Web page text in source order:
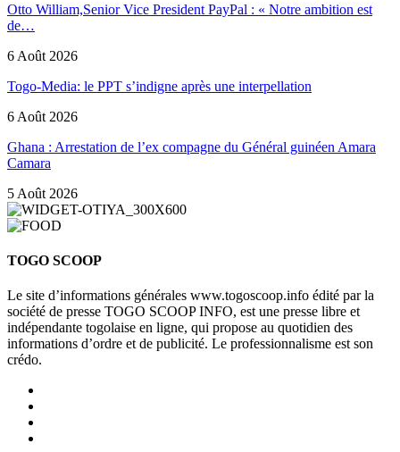
Otto William,Senior Vice President PayPal : « Notre ambition est
de…
6 Août 2026
Togo-Media: le PPT s’indigne après une interpellation
6 Août 2026
Ghana : Arrestation de l’ex compagne du Général guinéen Amara
Camara
5 Août 2026
TOGO SCOOP
Le site d’informations générales www.togoscoop.info édité par la
société de presse TOGO SCOOP INFO, est une presse libre et
indépendante togolaise en ligne, qui propose au quotidien des
informations d’ordre et de publicité. Le professionnalisme est son
crédo.